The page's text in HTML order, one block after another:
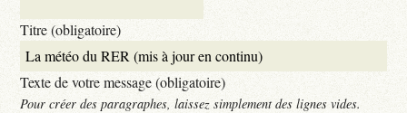
Titre (obligatoire)
Texte de votre message (obligatoire)
Pour créer des paragraphes, laissez simplement des lignes vides.